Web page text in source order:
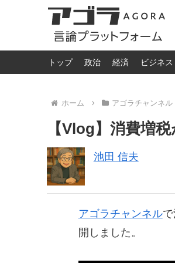
トップ 政治 経済 ビジネス
ホーム アゴラチャンネル
【Vlog】消費増
池田 信夫
アゴラチャンネル
開しました。